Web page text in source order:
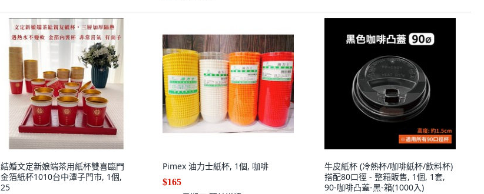
結婚文定新娘端茶用紙杯雙喜臨門
金箔紙杯1010台中潭子門市, 1個,
25
Pimex 油力士紙杯, 1個, 咖啡
$165
牛皮紙杯 (冷熱杯/咖啡紙杯/飲料杯)
搭配80口徑 - 整箱販售, 1個, 1套,
90-咖啡凸蓋-黑-箱(1000入)